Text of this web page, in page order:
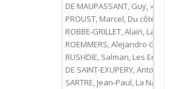
DE MAUPASSANT, Guy, « Le
PROUST, Marcel, Du côté de
ROBBE-GRILLET, Alain, La
ROEMMERS, Alejandro G., Le
RUSHDIE, Salman, Les
DE SAINT-EXUPERY, Antoine,
SARTRE, Jean-Paul, La